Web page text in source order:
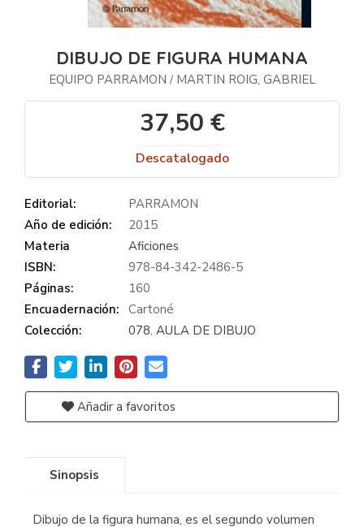
DIBUJO DE FIGURA HUMANA
EQUIPO PARRAMON / MARTIN ROIG, GABRIEL
37,50 €
Descatalogado
Editorial:
PARRAMON
Año de edición:
2015
Materia
Aficiones
ISBN:
978-84-342-2486-5
Páginas:
160
Encuadernación: Cartoné
Colección:
078. AULA DE DIBUJO
Añadir a favoritos
Sinopsis
Dibujo de la figura humana, es el segundo volumen